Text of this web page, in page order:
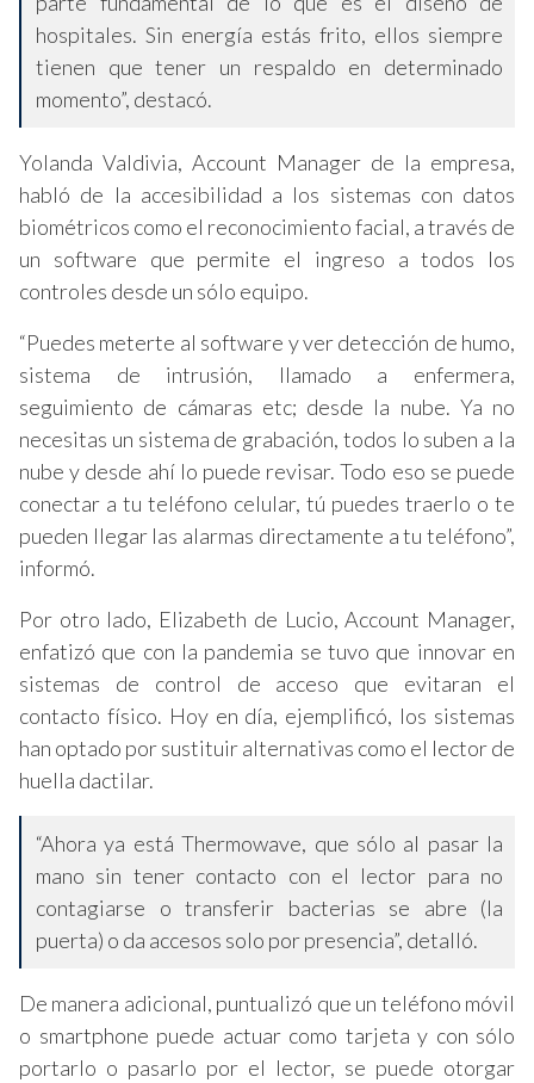
hospitales. Sin energía estás frito, ellos siempre
tienen que tener un respaldo en determinado
momento”, destacó.
Yolanda Valdivia, Account Manager de la empresa,
habló de la accesibilidad a los sistemas con datos
biométricos como el reconocimiento facial, a través de
un software que permite el ingreso a todos los
controles desde un sólo equipo.
“Puedes meterte al software y ver detección de humo,
sistema de intrusión, llamado a enfermera,
seguimiento de cámaras etc; desde la nube. Ya no
necesitas un sistema de grabación, todos lo suben a la
nube y desde ahí lo puede revisar. Todo eso se puede
conectar a tu teléfono celular, tú puedes traerlo o te
pueden llegar las alarmas directamente a tu teléfono”,
informó.
Por otro lado, Elizabeth de Lucio, Account Manager,
enfatizó que con la pandemia se tuvo que innovar en
sistemas de control de acceso que evitaran el
contacto físico. Hoy en día, ejemplificó, los sistemas
han optado por sustituir alternativas como el lector de
huella dactilar.
“Ahora ya está Thermowave, que sólo al pasar la
mano sin tener contacto con el lector para no
contagiarse o transferir bacterias se abre (la
puerta) o da accesos solo por presencia”, detalló.
De manera adicional, puntualizó que un teléfono móvil
o smartphone puede actuar como tarjeta y con sólo
portarlo o pasarlo por el lector, se puede otorgar